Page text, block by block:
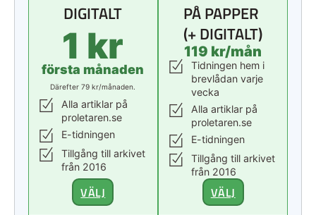
DIGITALT
1 kr
första månaden
Därefter 79 kr/månaden.
Alla artiklar på
proletaren.se
E-tidningen
Tillgång till arkivet
från 2016
VÄLJ
PÅ PAPPER
(+ DIGITALT)
119 kr/mån
Tidningen hem i
brevlådan varje
vecka
Alla artiklar på
proletaren.se
E-tidningen
Tillgång till arkivet
från 2016
VÄLJ